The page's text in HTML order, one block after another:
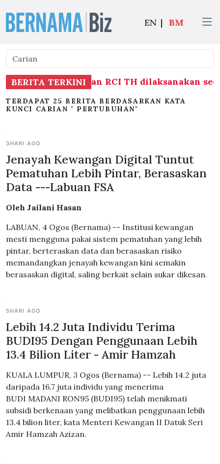
EN | BM
BERITA TERKINILaporan RCI TH dilaksanakan
TERDAPAT 25 BERITA BERDASARKAN KATA
KUNCI CARIAN " PERTUBUHAN"
3HARI AGO
Jenayah Kewangan Digital Tuntut
Pematuhan Lebih Pintar, Berasaskan
Data ---Labuan FSA
Oleh Jailani Hasan
LABUAN, 4 Ogos (Bernama) -- Institusi kewangan
mesti mengguna pakai sistem pematuhan yang lebih
pintar, berteraskan data dan berasaskan risiko
memandangkan jenayah kewangan kini semakin
berasaskan digital, saling berkait selain sukar dikesan.
5HARI AGO
Lebih 14.2 Juta Individu Terima
BUDI95 Dengan Penggunaan Lebih
13.4 Bilion Liter - Amir Hamzah
KUALA LUMPUR, 3 Ogos (Bernama) -- Lebih 14.2 juta
daripada 16.7 juta individu yang menerima
BUDI MADANI RON95 (BUDI95) telah menikmati
subsidi berkenaan yang melibatkan penggunaan lebih
13.4 bilion liter, kata Menteri Kewangan II Datuk Seri
Amir Hamzah Azizan.